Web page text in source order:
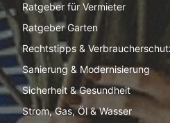
Ratgeber für Vermieter
Ratgeber Garten
Rechtstipps &
Sanierung & Modernisierung
Sicherheit & Gesundheit
Strom, Gas, Öl & Wasser